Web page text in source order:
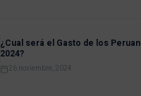
¿Cual será el Gasto de los
2024?
26 noviembre, 2024